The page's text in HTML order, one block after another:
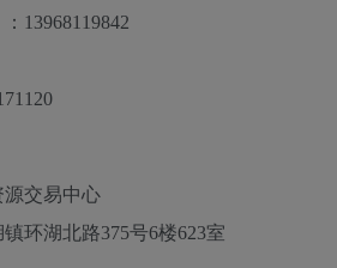
13968119842
交易中心
环湖北路375号6楼623室